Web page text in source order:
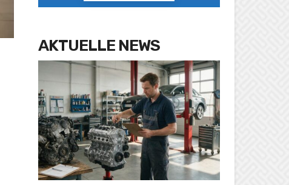
AKTUELLE NEWS